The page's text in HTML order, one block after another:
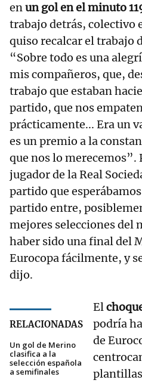
enun gol en el minuto
trabajo detrás, colectivo
quiso recalcar el trabajo
“Sobre todo es una
mis compañeros, que,
trabajo que estaban
partido, que nos
prácticamente... Era un
es un premio a la
que nos lo merecemos”.
jugador de la Real
partido que
partido entre,
mejores selecciones del
haber sido una final del
Eurocopa fácilmente, y
dijo.
RELACIONADAS
Un gol de Merino
clasifica a la
selección española
a semifinales
El
podría
de